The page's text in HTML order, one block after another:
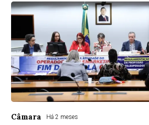
Câmara Há 2 meses